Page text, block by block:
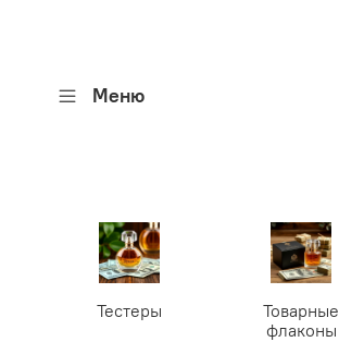
Меню
Тестеры
Товарные
флаконы